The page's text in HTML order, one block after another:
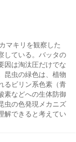
マキリを観察した
している。バッタの
因は淘汰圧だけでな
昆虫の緑色は、植物
るビリン系色素（青
素などへの生体防御
虫の色発現メカニズ
解できると考えてい